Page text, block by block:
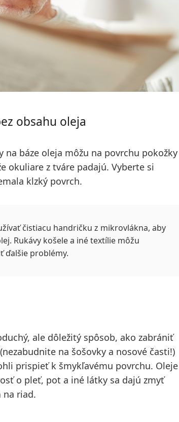
obsahu oleja
báze oleja môžu na povrchu pokožky
okuliare z tváre padajú. Vyberte si
klzký povrch.
čistiacu handričku z mikrovlákna, aby
Rukávy košele a iné textílie môžu
ďalšie problémy.
ale dôležitý spôsob, ako zabrániť
na šošovky a nosové časti!)
prispieť k šmykľavému povrchu. Oleje
o pleť, pot a iné látky sa dajú zmyť
na riad.